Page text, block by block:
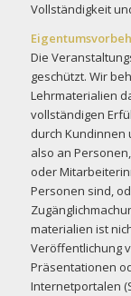
Vollständigkeit
Die
geschützt. Wir
Lehrmaterialien
vollständigen
durch Kundinnen
also an
oder
Personen sind,
materialien ist
Veröffentlichung
Präsentationen
Internetportalen